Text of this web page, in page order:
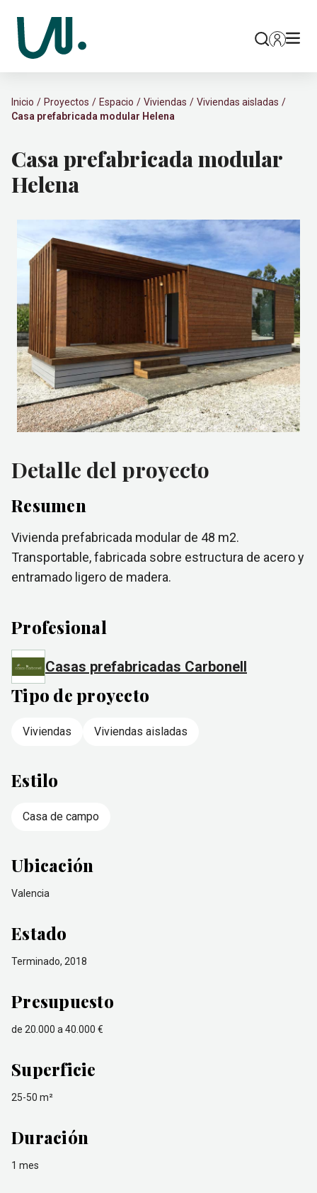
Inicio Proyectos Espacio Viviendas
Viviendas aisladas
Casa prefabricada modular Helena
Casa prefabricada modular
Helena
Detalle del proyecto
Resumen
Vivienda prefabricada modular de 48 m2.
Transportable, fabricada sobre estructura de acero y
entramado ligero de madera.
Profesional
Casas prefabricadas Carbonell
Tipo de proyecto
Viviendas Viviendas aisladas
Estilo
Casa de campo
Ubicación
Valencia
Estado
Terminado, 2018
Presupuesto
de 20.000 a 40.000 €
Superficie
25-50 m²
Duración
1 mes